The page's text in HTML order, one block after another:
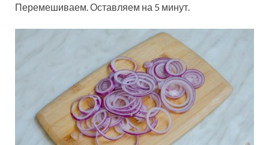
Перемешиваем. Оставляем на 5 минут.